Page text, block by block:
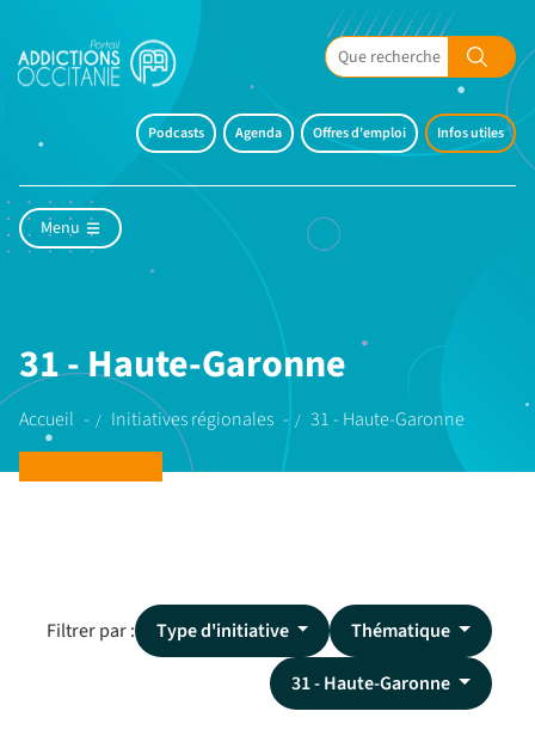
Podcasts Agenda Offres d'emploi Infos utiles
Menu
31 - Haute-Garonne
Accueil Initiatives régionales 31 - Haute-Garonne
Filtrer par : Type d'initiative
Thématique
31 - Haute-Garonne